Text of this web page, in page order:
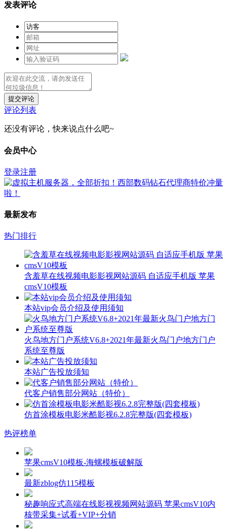
发表评论
提交评论
评论列表
还没有评论，快来说点什么吧~
会员中心
登录注册
最新发布
热门排行
含羞草在线视频电影影视网站源码 自适应手机版 苹果
cmsV10模板
本站vip会员介绍及使用须知
火鸟地方门户系统V6.8+2021年最新火鸟门户地方门户
系统至尊版
本站广告投放须知
代客户销售部分网站（特价）
仿首涂模板电影米酷影视6.2.8完整版(四套模板)
热评榜单
苹果cmsV10模板-海螺模板破解版
最新zblog仿115模板
秘趣响应式高端在线影视视频网站源码 苹果cmsV10内
核带采集+试看+VIP+分销